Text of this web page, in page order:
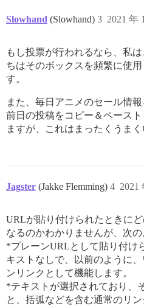
Slowhand (Slowhand) 2021 年
3
もし投票が行われるなら、私
ちはそのボックスを頻繁に使
す。
また、毎日アニメのセール情
前日の投稿をコピー＆ペース
ますが、これはまったくうまく
Jagster (Jakke Flemming) 2021
4
URLが貼り付けられたときに
なるのかわかりませんが、次の
*プレーンURLとして貼り付け
キストなしで、以前のように
ンリンクとして機能します。
*テキストが選択されており、
と、括弧などを含む通常のリン